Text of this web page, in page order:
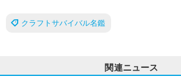
クラフトサバイバル名鑑
関連ニュース